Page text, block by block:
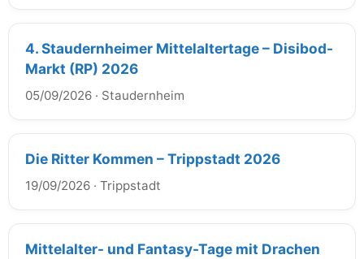
4. Staudernheimer Mittelaltertage – Disibod-
Markt (RP) 2026
05/09/2026 · Staudernheim
Die Ritter Kommen – Trippstadt 2026
19/09/2026 · Trippstadt
Mittelalter- und Fantasy-Tage mit Drachen